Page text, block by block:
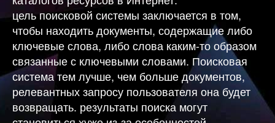
цель поисковой системы заключается в том,
чтобы находить документы, содержащие либо
ключевые слова, либо слова каким-то образом
связанные с ключевыми словами. Поисковая
система тем лучше, чем больше документов,
релевантных запросу пользователя она будет
возвращать. результаты поиска могут